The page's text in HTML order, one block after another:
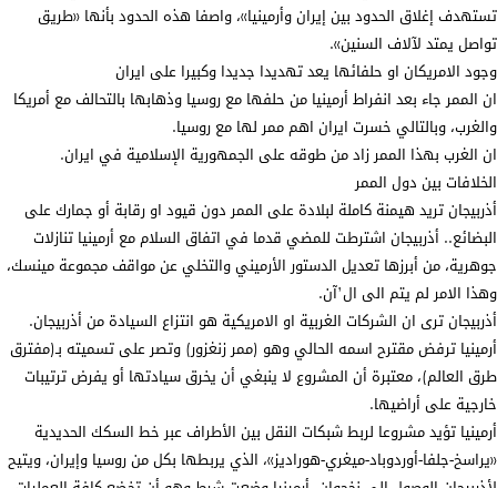
تستهدف إغلاق الحدود بين إيران وأرمينيا»، واصفا هذه الحدود بأنها «طريق
تواصل يمتد لآلاف السنين».
وجود الامريكان او حلفائها يعد تهديدا جديدا وكبيرا على ايران
ان الممر جاء بعد انفراط أرمينيا من حلفها مع روسيا وذهابها بالتحالف مع أمريكا
والغرب، وبالتالي خسرت ايران اهم ممر لها مع روسيا.
ان الغرب بهذا الممر زاد من طوقه على الجمهورية الإسلامية في ايران.
الخلافات بين دول الممر
أذربيجان تريد هيمنة كاملة لبلادة على الممر دون قيود او رقابة أو جمارك على
البضائع.. أذربيجان اشترطت للمضي قدما في اتفاق السلام مع أرمينيا تنازلات
جوهرية، من أبرزها تعديل الدستور الأرميني والتخلي عن مواقف مجموعة مينسك،
وهذا الامر لم يتم الى ال’آن.
أذربيجان ترى ان الشركات الغربية او الامريكية هو انتزاع السيادة من أذربيجان.
أرمينيا ترفض مقترح اسمه الحالي وهو (ممر زنغزور) وتصر على تسميته بـ(مفترق
طرق العالم)، معتبرة أن المشروع لا ينبغي أن يخرق سيادتها أو يفرض ترتيبات
خارجية على أراضيها.
أرمينيا تؤيد مشروعا لربط شبكات النقل بين الأطراف عبر خط السكك الحديدية
«يراسخ-جلفا-أوردوباد-ميغري-هوراديز»، الذي يربطها بكل من روسيا وإيران، ويتيح